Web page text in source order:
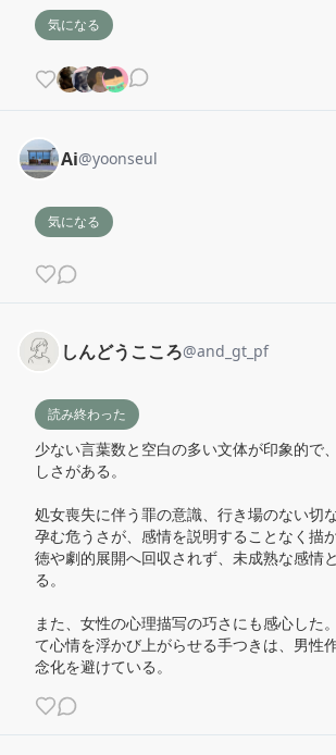
気になる
Ai@yoonseul
気になる
しんどうこころ@and_gt_pf
読み終わった
少ない言葉数と空白の多い文体が印象的で
しさがある。
処女喪失に伴う罪の意識、行き場のない切
孕む危うさが、感情を説明することなく描
徳や劇的展開へ回収されず、未成熟な感情
る。
また、女性の心理描写の巧さにも感心した
て心情を浮かび上がらせる手つきは、男性
念化を避けている。